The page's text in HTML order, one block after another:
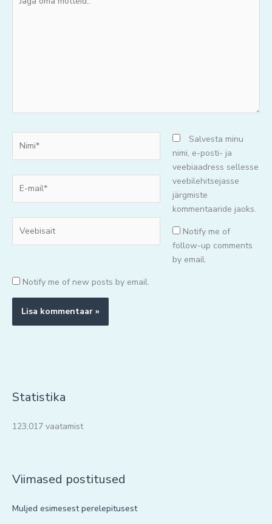
oma
mail*
Salvesta minu
nimi, e-posti- ja
veebiaadress sellesse
veebilehitsejasse
järgmiste
kommentaaride jaoks.
Notify me of
follow-up comments
by email.
Notify me of new posts by email.
Statistika
123,017 vaatamist
Viimased postitused
Muljed esimesest perelepitusest